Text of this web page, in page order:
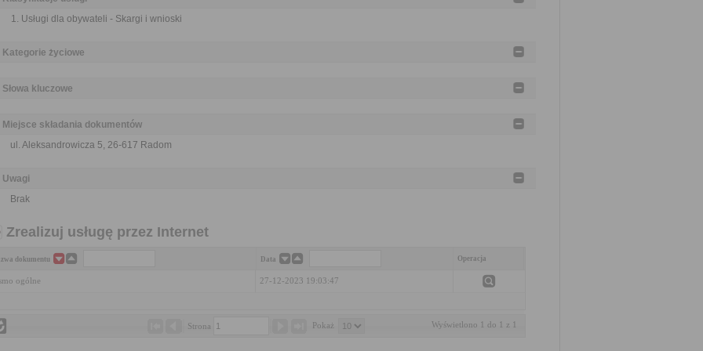
Usługi dla obywateli - Skargi i wnioski
Kategorie życiowe
Słowa kluczowe
Miejsce składania dokumentów
ul. Aleksandrowicza 5, 26-617 Radom
Uwagi
Brak
Zrealizuj usługę przez Internet
dokumentu Data Operacja
ogólne 27-12-2023 19:03:47
Strona Pokaż Wyświetlono 1 do 1 z 1